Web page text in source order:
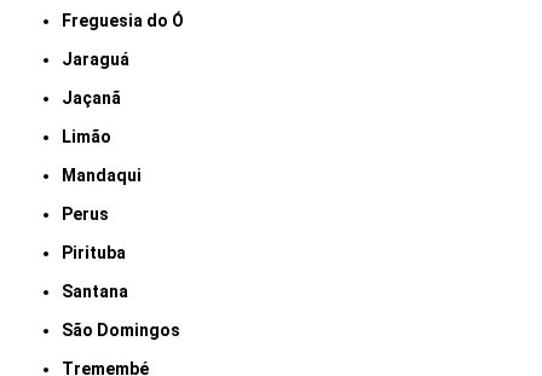
Freguesia do Ó
Jaraguá
Jaçanã
Limão
Mandaqui
Perus
Pirituba
Santana
São Domingos
Tremembé